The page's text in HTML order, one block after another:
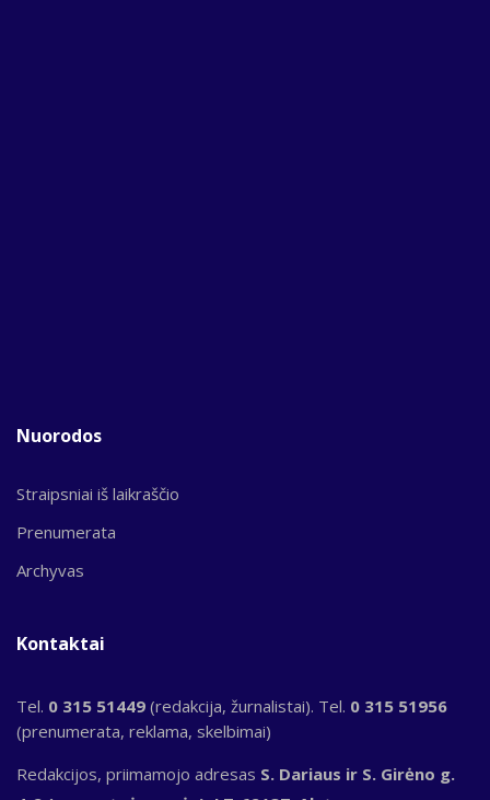
Nuorodos
Straipsniai iš laikraščio
Prenumerata
Archyvas
Kontaktai
Tel. 0 315 51449 (redakcija, žurnalistai). Tel. 0 315 51956
(prenumerata, reklama, skelbimai)
Redakcijos, priimamojo adresas S. Dariaus ir S. Girėno g.